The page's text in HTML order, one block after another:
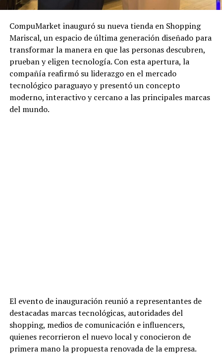
CompuMarket inauguró su nueva tienda en Shopping
Mariscal, un espacio de última generación diseñado para
transformar la manera en que las personas descubren,
prueban y eligen tecnología. Con esta apertura, la
compañía reafirmó su liderazgo en el mercado
tecnológico paraguayo y presentó un concepto
moderno, interactivo y cercano a las principales marcas
del mundo.
El evento de inauguración reunió a representantes de
destacadas marcas tecnológicas, autoridades del
shopping, medios de comunicación e influencers,
quienes recorrieron el nuevo local y conocieron de
primera mano la propuesta renovada de la empresa.